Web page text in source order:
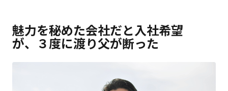
魅力を秘めた会社だと入社希望
が、３度に渡り父が断った